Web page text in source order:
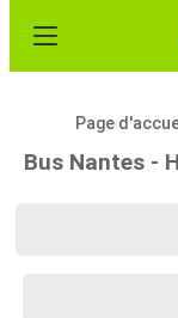
Page
Bus Nantes -